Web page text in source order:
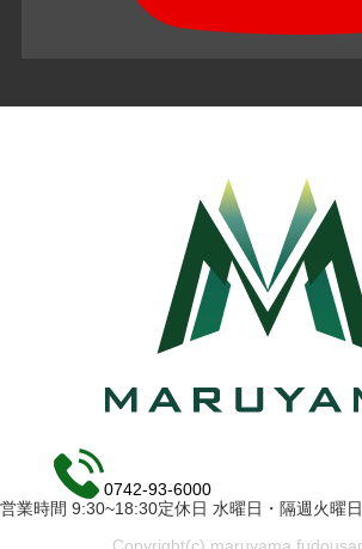
0742-93-6000
営業時間 9:30~18:30定休日 水曜日・隔週火曜日
Copyright(c) maruyama